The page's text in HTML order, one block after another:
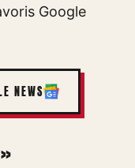
Google
NEWS